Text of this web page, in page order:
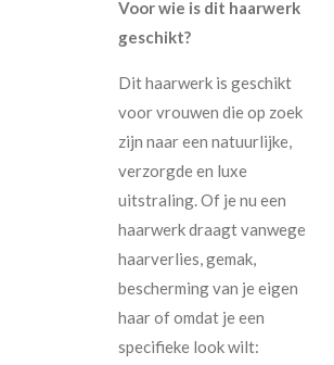
Voor wie is dit haarwerk
geschikt?
Dit haarwerk is geschikt
voor vrouwen die op zoek
zijn naar een natuurlijke,
verzorgde en luxe
uitstraling. Of je nu een
haarwerk draagt vanwege
haarverlies, gemak,
bescherming van je eigen
haar of omdat je een
specifieke look wilt: